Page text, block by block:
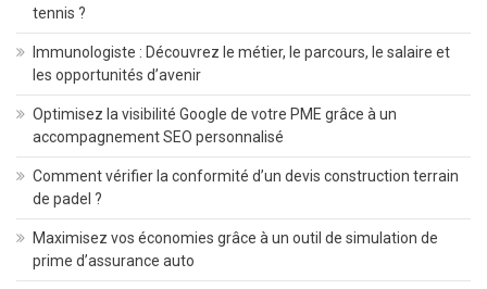
tennis ?
Immunologiste : Découvrez le métier, le parcours, le salaire et
les opportunités d’avenir
Optimisez la visibilité Google de votre PME grâce à un
accompagnement SEO personnalisé
Comment vérifier la conformité d’un devis construction terrain
de padel ?
Maximisez vos économies grâce à un outil de simulation de
prime d’assurance auto